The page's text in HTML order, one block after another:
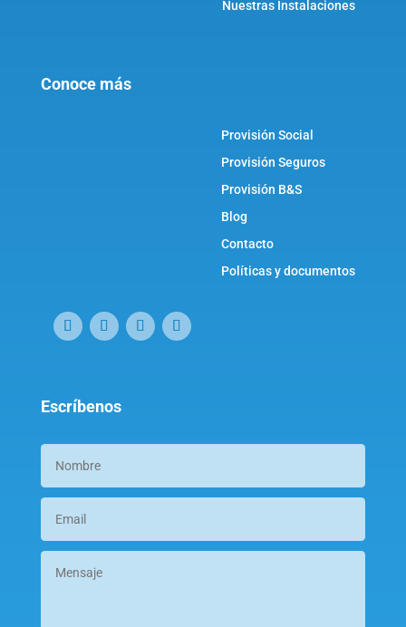
Nuestras Instalaciones
Conoce más
Provisión Social
Provisión Seguros
Provisión B&S
Blog
Contacto
Políticas y documentos
Escríbenos